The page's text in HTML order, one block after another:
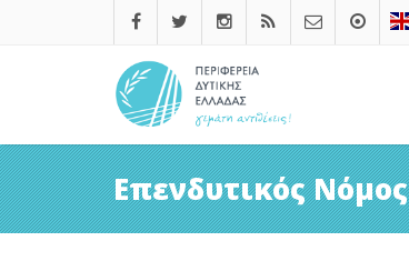
Επενδυτικός Νόμος